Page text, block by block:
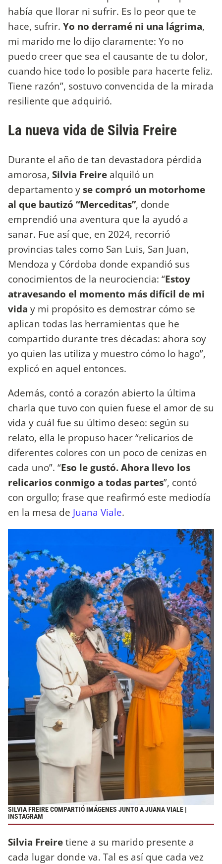
había que llorar ni sufrir. Es lo peor que te
hace, sufrir. Yo no derramé ni una lágrima,
mi marido me lo dijo claramente: Yo no
puedo creer que sea el causante de tu dolor,
cuando hice todo lo posible para hacerte feliz.
Tiene razón”, sostuvo convencida de la mirada
resiliente que adquirió.
La nueva vida de Silvia Freire
Durante el año de tan devastadora pérdida
amorosa, Silvia Freire alquiló un
departamento yse compró un motorhome
al que bautizó “Merceditas”, donde
emprendió una aventura que la ayudó a
sanar. Fue así que, en 2024, recorrió
provincias tales como San Luis, San Juan,
Mendoza y Córdoba donde expandió sus
conocimientos de la neurociencia: “Estoy
atravesando el momento más difícil de mi
vida y mi propósito es demostrar cómo se
aplican todas las herramientas que he
compartido durante tres décadas: ahora soy
yo quien las utiliza y muestro cómo lo hago”,
explicó en aquel entonces.
Además, contó a corazón abierto la última
charla que tuvo con quien fuese el amor de su
vida y cuál fue su último deseo: según su
relato, ella le propuso hacer “relicarios de
diferentes colores con un poco de cenizas en
cada uno”. “Eso le gustó. Ahora llevo los
relicarios conmigo a todas partes”, contó
con orgullo; frase que reafirmó este mediodía
en la mesa de Juana Viale.
SILVIA FREIRE COMPARTIÓ IMÁGENES JUNTO A JUANA VIALE |
INSTAGRAM
Silvia Freiretiene a su marido presente a
cada lugar donde va. Tal es así que cada vez